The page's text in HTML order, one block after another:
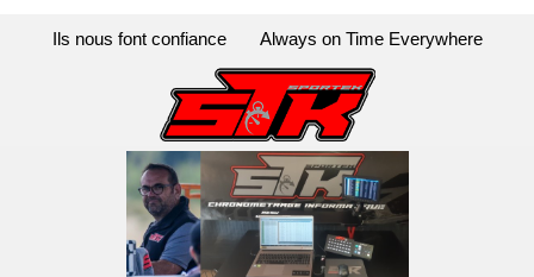
Ils nous font confiance Always on Time Everywhere